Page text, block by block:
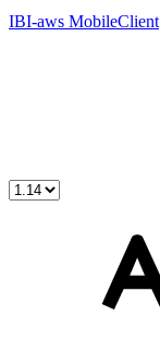
IBI-aws MobileClient